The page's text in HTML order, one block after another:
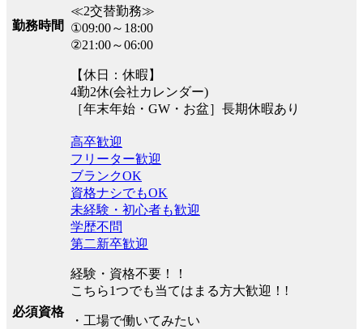
勤務時間
≪2交替勤務≫
①09:00～18:00
②21:00～06:00
【休日：休暇】
4勤2休(会社カレンダー)
［年末年始・GW・お盆］長期休暇あり
必須資格
高卒歓迎
フリーター歓迎
ブランクOK
資格ナシでもOK
未経験・初心者も歓迎
学歴不問
第二新卒歓迎
経験・資格不要！！
こちら1つでも当てはまる方大歓迎！!
・工場で働いてみたい